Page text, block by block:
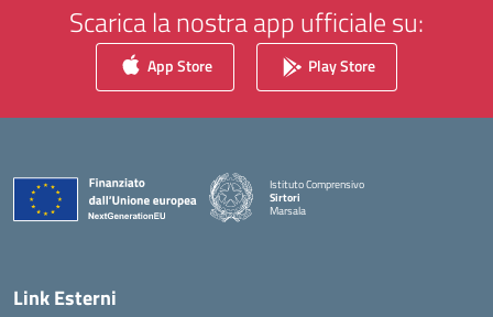
Scarica la nostra app ufficiale su:
App Store Play Store
Istituto Comprensivo
Sirtori
Marsala
Link Esterni